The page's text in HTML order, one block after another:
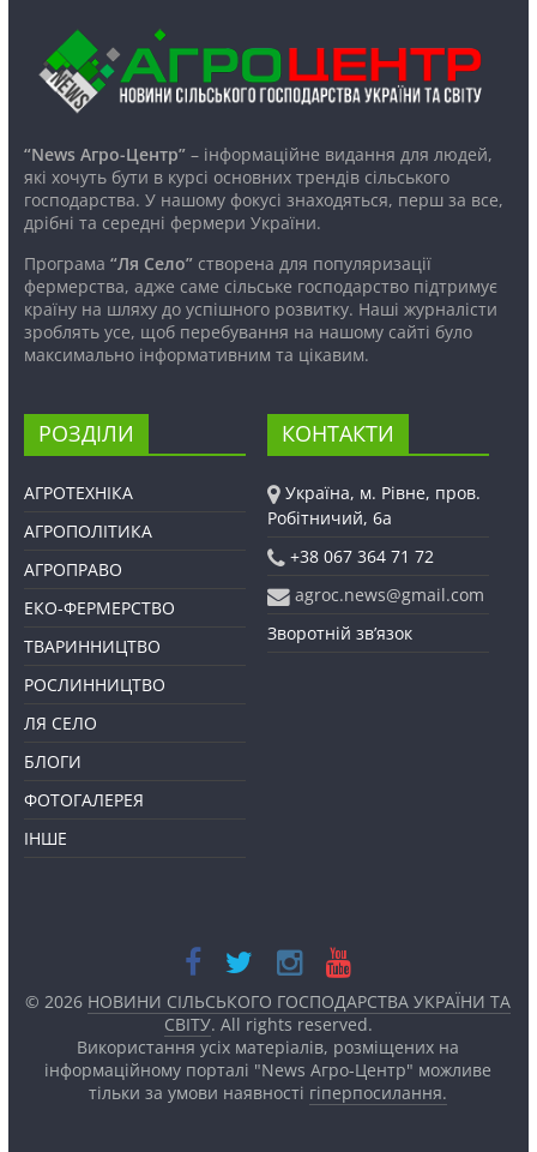
“News Агро-Центр”– інформаційне видання для людей,
які хочуть бути в курсі основних трендів сільського
господарства. У нашому фокусі знаходяться, перш за все,
дрібні та середні фермери України.
Програма “Ля Село”створена для популяризації
фермерства, адже саме сільське господарство підтримує
країну на шляху до успішного розвитку. Наші журналісти
зроблять усе, щоб перебування на нашому сайті було
максимально інформативним та цікавим.
РОЗДІЛИ
АГРОТЕХНІКА
АГРОПОЛІТИКА
АГРОПРАВО
ЕКО-ФЕРМЕРСТВО
ТВАРИННИЦТВО
РОСЛИННИЦТВО
ЛЯ СЕЛО
БЛОГИ
ФОТОГАЛЕРЕЯ
ІНШЕ
КОНТАКТИ
Україна, м. Рівне, пров.
Робітничий, 6а
+38 067 364 71 72
agroc.news@gmail.com
Зворотній зв’язок
© 2026 НОВИНИ СІЛЬСЬКОГО ГОСПОДАРСТВА УКРАЇНИ ТА
СВІТУ. All rights reserved.
Використання усіх матеріалів, розміщених на
інформаційному порталі "News Агро-Центр" можливе
тільки за умови наявності гіперпосилання.